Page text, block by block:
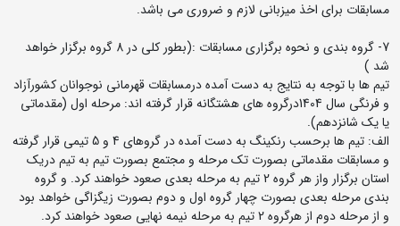
مسابقات برای اخذ میزبانی لازم و ضروری می باشد.
7- گروه بندی و نحوه برگزاری مسابقات :(بطور کلی در 8 گروه برگزار خواهد
شد )
تیم ها با توجه به نتایج به دست آمده درمسابقات قهرمانی نوجوانان کشورآزاد
و فرنگی سال 1404درگروه های هشتگانه قرار گرفته اند: مرحله اول (مقدماتی
یا یک شانزدهم).
الف: تیم ها برحسب رنکینگ به دست آمده در گروهای 4 و 5 تیمی قرار گرفته
و مسابقات مقدماتی بصورت تک مرحله و مجتمع بصورت تیم به تیم دریک
استان برگزار واز هر گروه 2 تیم به مرحله بعدی صعود خواهند کرد. و گروه
بندی مرحله بعدی بصورت چهار گروه اول و دوم بصورت زیگزاگی خواهد بود
و از مرحله دوم از هرگروه 2 تیم به مرحله نیمه نهایی صعود خواهند کرد.